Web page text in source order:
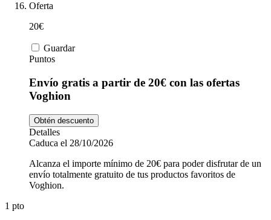
Oferta
20€
Guardar
Puntos
Envío gratis a partir de 20€ con las ofertas
Voghion
Obtén descuento
Detalles
Caduca el 28/10/2026
Alcanza el importe mínimo de 20€ para poder disfrutar de un
envío totalmente gratuito de tus productos favoritos de
Voghion.
1 pto